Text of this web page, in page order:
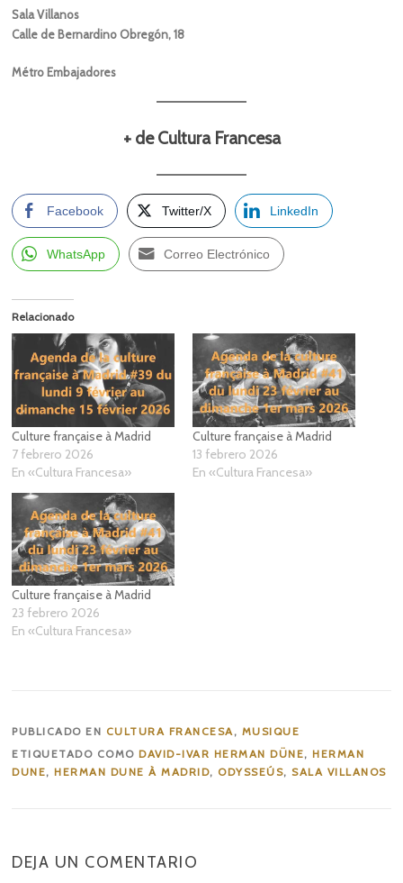
Sala Villanos
Calle de Bernardino Obregón, 18
Métro Embajadores
+ de Cultura Francesa
Facebook Twitter/X LinkedIn
WhatsApp Correo Electrónico
Relacionado
Culture française à Madrid
7 febrero 2026
En «Cultura Francesa»
Culture française à Madrid
13 febrero 2026
En «Cultura Francesa»
Culture française à Madrid
23 febrero 2026
En «Cultura Francesa»
PUBLICADO EN CULTURA FRANCESA, MUSIQUE
ETIQUETADO COMODAVID-IVAR HERMAN DÜNE,HERMAN
DUNE,HERMAN DUNE À MADRID, ODYSSEÚS, SALA VILLANOS
DEJA UN COMENTARIO